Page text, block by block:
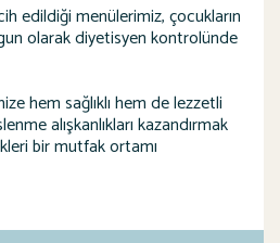
edildiği menülerimiz, çocukların
olarak diyetisyen kontrolünde
hem sağlıklı hem de lezzetli
alışkanlıkları kazandırmak
bir mutfak ortamı